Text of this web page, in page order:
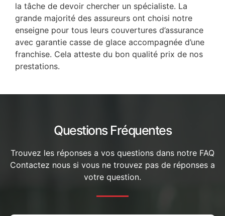
la tâche de devoir chercher un spécialiste. La
grande majorité des assureurs ont choisi notre
enseigne pour tous leurs couvertures d’assurance
avec garantie casse de glace accompagnée d’une
franchise. Cela atteste du bon qualité prix de nos
prestations.
Questions Fréquentes
Trouvez les réponses a vos questions dans notre FAQ
Contactez nous si vous ne trouvez pas de réponses a
votre question.